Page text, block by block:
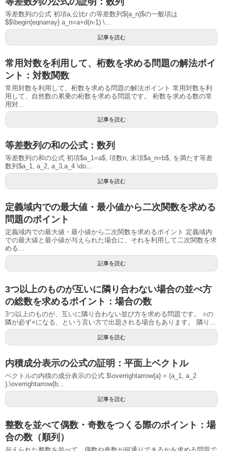
等差数列の公式 初項a,公比r の等差数列${a_n}$の一般項は
$$\begin{eqnarray} a_n=a+d(n-1) \...
記事を読む
常用対数を利用して、桁数を求める問題の解法ポイ
ント：対数関数
常用対数を利用して、桁数を求める問題の解法ポイント 常用対数を利
用して、自然数の累乗の桁数を求める問題です。 桁数を求める数の常
用対...
記事を読む
等差数列の和の公式：数列
等差数列の和の公式 初項$a_1=a$, 項数n, 末項$a_n=b$, を満たす等差
数列$a_1, a_2, a_3,a_4 \do...
記事を読む
定義域内での最大値・最小値から二次関数を求める
問題のポイント
定義域内での最大値・最小値から二次関数を求めるポイント 定義域内
での最大値と最小値が与えられた場合に、それを利用して二次関数を求
める...
記事を読む
3つ以上のものが互いに隣り合わない場合の並べ方
の総数を求めるポイント：場合の数
3つ以上のものが、互いに隣り合わない並び方を求める問題です。 ○の
隣が必ず×になる、という言い方で出題される場合もあります。 隣り...
記事を読む
内積成分表示の公式の証明：平面上ベクトル
ベクトルの内積の成分表示の公式 $\overrightarrow{a} = (a_1, a_2
),\overrightarrow{b...
記事を読む
整数を並べて偶数・奇数をつくる際のポイント：場
合の数（順列）